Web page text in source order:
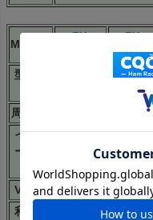
MODEL
RY-
RY-
430N6/
型
6ele×2列スタック
周 波 数
インピ
ーダン
ス
VSWR
利